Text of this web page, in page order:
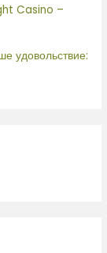
Casino –
удовольствие: